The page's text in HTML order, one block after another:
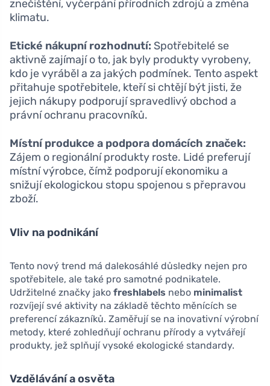
znečištění, vyčerpání přírodních zdrojů a změna
klimatu.
Etické nákupní rozhodnutí: Spotřebitelé se
aktivně zajímají o to, jak byly produkty vyrobeny,
kdo je vyráběl a za jakých podmínek. Tento aspekt
přitahuje spotřebitele, kteří si chtějí být jisti, že
jejich nákupy podporují spravedlivý obchod a
právní ochranu pracovníků.
Místní produkce a podpora domácích značek:
Zájem o regionální produkty roste. Lidé preferují
místní výrobce, čímž podporují ekonomiku a
snižují ekologickou stopu spojenou s přepravou
zboží.
Vliv na podnikání
Tento nový trend má dalekosáhlé důsledky nejen pro
spotřebitele, ale také pro samotné podnikatele.
Udržitelné značky jako freshlabels nebo minimalist
rozvíjejí své aktivity na základě těchto měnících se
preferencí zákazníků. Zaměřují se na inovativní výrobní
metody, které zohledňují ochranu přírody a vytvářejí
produkty, jež splňují vysoké ekologické standardy.
Vzdělávání a osvěta